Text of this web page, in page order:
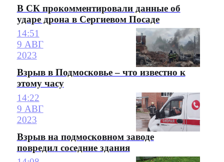
В СК прокомментировали данные об
ударе дрона в Сергиевом Посаде
14:51
9 АВГ
2023
Взрыв в Подмосковье – что известно к
этому часу
14:22
9 АВГ
2023
Взрыв на подмосковном заводе
повредил соседние здания